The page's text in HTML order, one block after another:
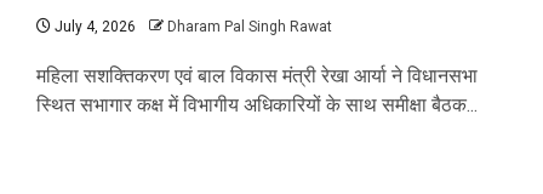
July 4, 2026 Dharam Pal Singh Rawat
महिला सशक्तिकरण एवं बाल विकास मंत्री रेखा आर्या ने विधानसभा
स्थित सभागार कक्ष में विभागीय अधिकारियों के साथ समीक्षा बैठक...